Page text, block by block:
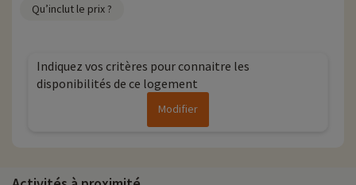
Qu’inclut le prix ?
Indiquez vos critères pour connaitre les
disponibilités de ce logement
Modifier